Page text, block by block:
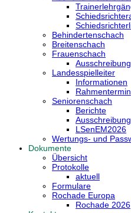
Behindertenschach
Breitenschach
Frauenschach
Landesspielleiter
Informationen
Seniorenschach
Berichte
LSenEM2026
Wertungs- und
Dokumente
Übersicht
Protokolle
aktuell
Formulare
Rochade Europa
Rochade 2026